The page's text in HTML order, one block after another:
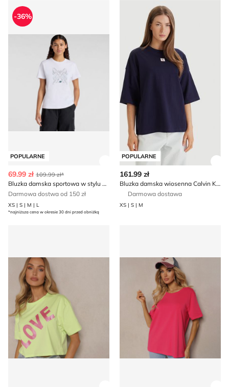
Bluzka damska sportowa w stylu młodzieżowym New
POPULARNE
-36%
Zobacz szczegóły produktu
69.99 zł 109.99 zł*
Bluzka damska sportowa w stylu młodzieżowym New Balance
Darmowa dostwa od 150 zł
XS | S | M | L
*najniższa cena w okresie 30 dni przed obniżką
Bluzka damska wiosenna
POPULARNE
161.99 zł
Bluzka damska wiosenna Calvin Klein Jeans
Darmowa dostawa
XS | S | M